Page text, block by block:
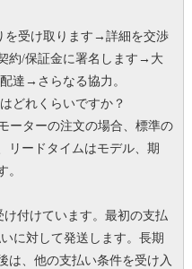
受け取ります→詳細を交渉
約/保証金に署名します→大
達→さらなる協力。
どれくらいですか？
ーターの注文の場合、標準の
リードタイムはモデル、期
。
付けています。 最初の支払
に対して発送します。 長期
は、他の支払い条件を受け入